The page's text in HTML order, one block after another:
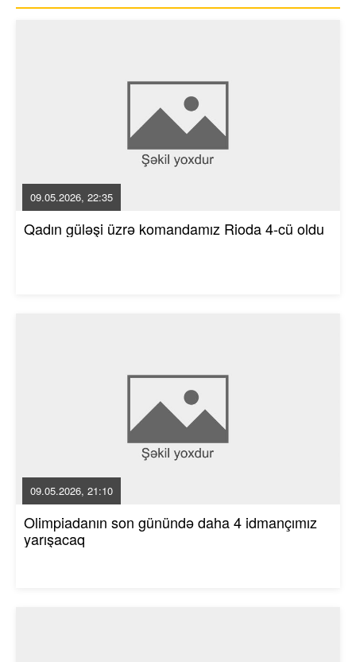
09.05.2026, 22:35
Qadın güləşi üzrə komandamız Rioda 4-cü oldu
09.05.2026, 21:10
Olimpiadanın son günündə daha 4 idmançımız
yarışacaq